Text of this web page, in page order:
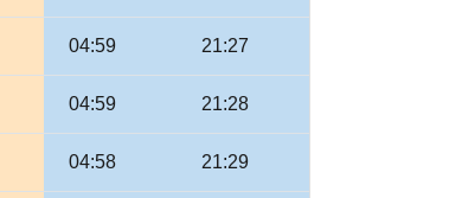
04:59 21:27
04:59 21:28
04:58 21:29